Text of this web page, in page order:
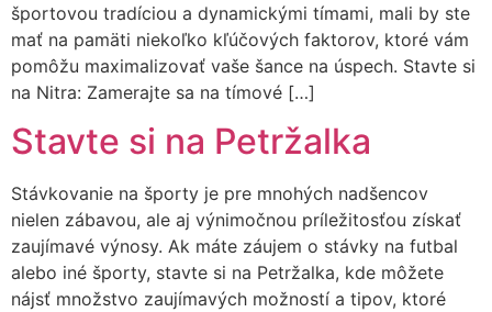
športovou tradíciou a dynamickými tímami, mali by ste
mať na pamäti niekoľko kľúčových faktorov, ktoré vám
pomôžu maximalizovať vaše šance na úspech. Stavte si
na Nitra: Zamerajte sa na tímové […]
Stavte si na Petržalka
Stávkovanie na športy je pre mnohých nadšencov
nielen zábavou, ale aj výnimočnou príležitosťou získať
zaujímavé výnosy. Ak máte záujem o stávky na futbal
alebo iné športy, stavte si na Petržalka, kde môžete
nájsť množstvo zaujímavých možností a tipov, ktoré